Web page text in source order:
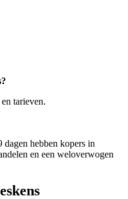
tarieven.
hebben kopers in
en een weloverwogen